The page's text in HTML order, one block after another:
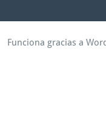
Funciona gracias a